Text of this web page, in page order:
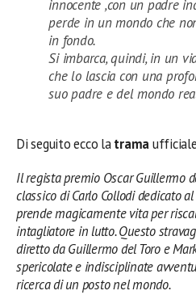
innocente ,con un padre
perde in un mondo che
in fondo.
Si imbarca, quindi, in un
che lo lascia con una
suo padre e del mondo
Di seguito ecco latrama
Il regista premio Oscar Guillermo
classico di Carlo Collodi dedicato
prende magicamente vita per
intagliatore in lutto. Questo
diretto da Guillermo del Toro e
spericolate e indisciplinate
ricerca di un posto nel mondo.